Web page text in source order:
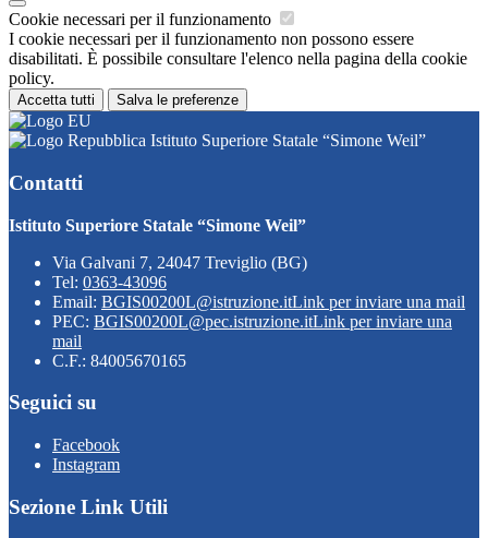
Cookie necessari per il funzionamento
I cookie necessari per il funzionamento non possono essere
disabilitati. È possibile consultare l'elenco nella pagina della cookie
policy.
Accetta tutti Salva le preferenze
Istituto Superiore Statale “Simone Weil”
Contatti
Istituto Superiore Statale “Simone Weil”
Via Galvani 7, 24047 Treviglio (BG)
Tel: 0363-43096
Email: BGIS00200L@istruzione.itLink per inviare una mail
PEC: BGIS00200L@pec.istruzione.itLink per inviare una
mail
C.F.: 84005670165
Seguici su
Facebook
Instagram
Sezione Link Utili